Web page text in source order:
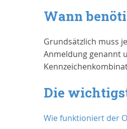
Wann
Grundsätzlich muss
Anmeldung genannt
Die
Wie funktioniert der